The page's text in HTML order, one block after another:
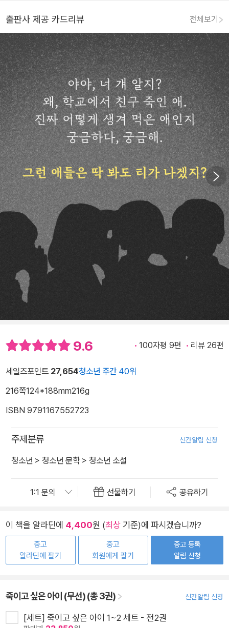
출판사 제공 카드리뷰 전체보기
9.6 100자평 9편 리뷰 26편
세일즈포인트 27,654청소년 주간 40위
216쪽124*188mm216g
ISBN 9791167552723
주제분류 신간알림 신청
청소년 > 청소년 문학> 청소년 소설
선물하기 공유하기
이 책을 알라딘에 4,400원 (최상 기준)에 파시겠습니까?
중고
알라딘에 팔기
중고
회원에게 팔기
중고 등록
알림 신청
죽이고 싶은 아이 (무선) (총 3권) 신간알림 신청
[세트] 죽이고 싶은 아이 1~2 세트 - 전2권